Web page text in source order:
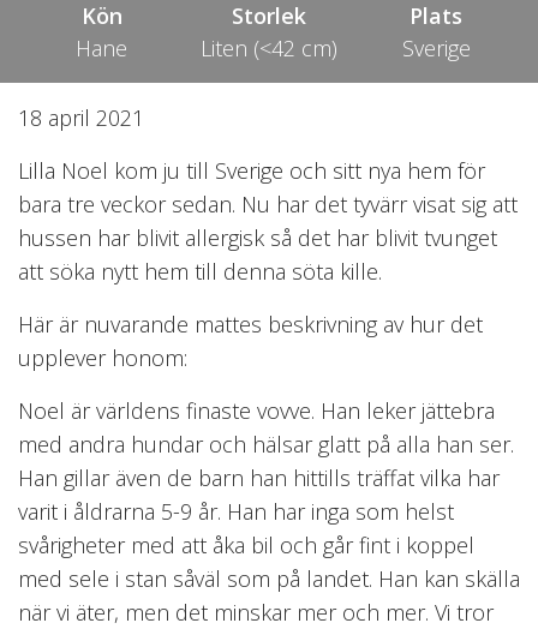
Kön
Hane
Storlek
Liten (<42 cm)
Plats
Sverige
18 april 2021
Lilla Noel kom ju till Sverige och sitt nya hem för
bara tre veckor sedan. Nu har det tyvärr visat sig att
hussen har blivit allergisk så det har blivit tvunget
att söka nytt hem till denna söta kille.
Här är nuvarande mattes beskrivning av hur det
upplever honom:
Noel är världens finaste vovve. Han leker jättebra
med andra hundar och hälsar glatt på alla han ser.
Han gillar även de barn han hittills träffat vilka har
varit i åldrarna 5-9 år. Han har inga som helst
svårigheter med att åka bil och går fint i koppel
med sele i stan såväl som på landet. Han kan skälla
när vi äter, men det minskar mer och mer. Vi tror